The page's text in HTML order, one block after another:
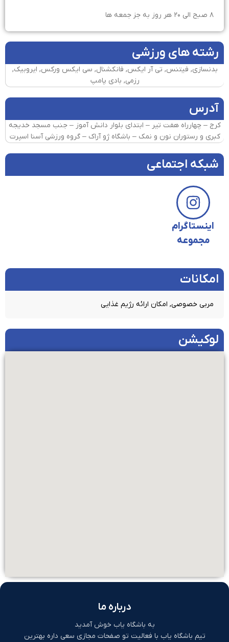
۸ صبح الی ۲۰ هر روز به جز جمعه ها
رشته های ورزشی
بدنسازی, فیتنس, تی آر ایکس, فانکشنال, سی ایکس ورکس, ایروبیک,
رزمی, بادی پامپ
آدرس
کرج – چهارراه هفت تیر – ابتدای بلوار دانش آموز – جنب مسجد خدیجه
کبری و رستوران نون و نمک – باشگاه ژو آراک – گروه ورزشی آسنا اسپرت
شبکه اجتماعی
اینستاگرام
مجموعه
امکانات​
مربی خصوصی, امکان ارائه رژیم غذایی
لوکیشن
درباره ما
به باشگاه یاب خوش آمدید
تیم باشگاه یاب با فعالیت تو صفحات مجازی سعی داره بهترین